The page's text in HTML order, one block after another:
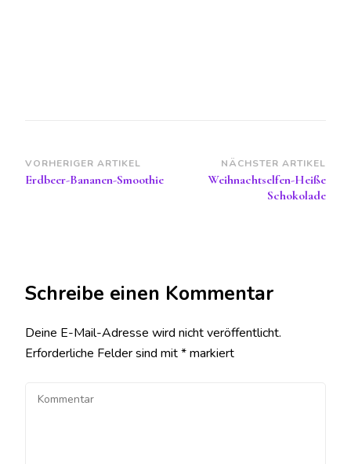
Beitragsnavigation
VORHERIGER ARTIKEL
Erdbeer-Bananen-Smoothie
NÄCHSTER ARTIKEL
Weihnachtselfen-Heiße
Schokolade
Schreibe einen Kommentar
Deine E-Mail-Adresse wird nicht veröffentlicht.
Erforderliche Felder sind mit*markiert